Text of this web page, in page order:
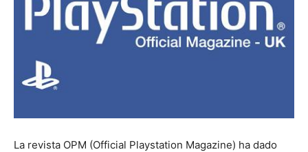
La revista OPM (Official Playstation Magazine) ha dado